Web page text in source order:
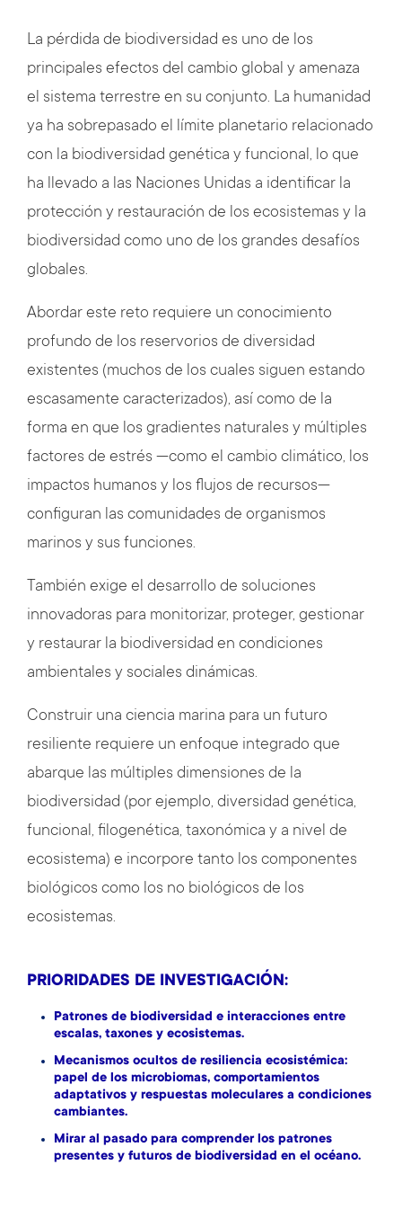
La pérdida de biodiversidad es uno de los
principales efectos del cambio global y amenaza
el sistema terrestre en su conjunto. La humanidad
ya ha sobrepasado el límite planetario relacionado
con la biodiversidad genética y funcional, lo que
ha llevado a las Naciones Unidas a identificar la
protección y restauración de los ecosistemas y la
biodiversidad como uno de los grandes desafíos
globales.
Abordar este reto requiere un conocimiento
profundo de los reservorios de diversidad
existentes (muchos de los cuales siguen estando
escasamente caracterizados), así como de la
forma en que los gradientes naturales y múltiples
factores de estrés —como el cambio climático, los
impactos humanos y los flujos de recursos—
configuran las comunidades de organismos
marinos y sus funciones.
También exige el desarrollo de soluciones
innovadoras para monitorizar, proteger, gestionar
y restaurar la biodiversidad en condiciones
ambientales y sociales dinámicas.
Construir una ciencia marina para un futuro
resiliente requiere un enfoque integrado que
abarque las múltiples dimensiones de la
biodiversidad (por ejemplo, diversidad genética,
funcional, filogenética, taxonómica y a nivel de
ecosistema) e incorpore tanto los componentes
biológicos como los no biológicos de los
ecosistemas.
PRIORIDADES DE INVESTIGACIÓN:
Patrones de biodiversidad e interacciones entre
escalas, taxones y ecosistemas.
Mecanismos ocultos de resiliencia ecosistémica:
papel de los microbiomas, comportamientos
adaptativos y respuestas moleculares a condiciones
cambiantes.
Mirar al pasado para comprender los patrones
presentes y futuros de biodiversidad en el océano.